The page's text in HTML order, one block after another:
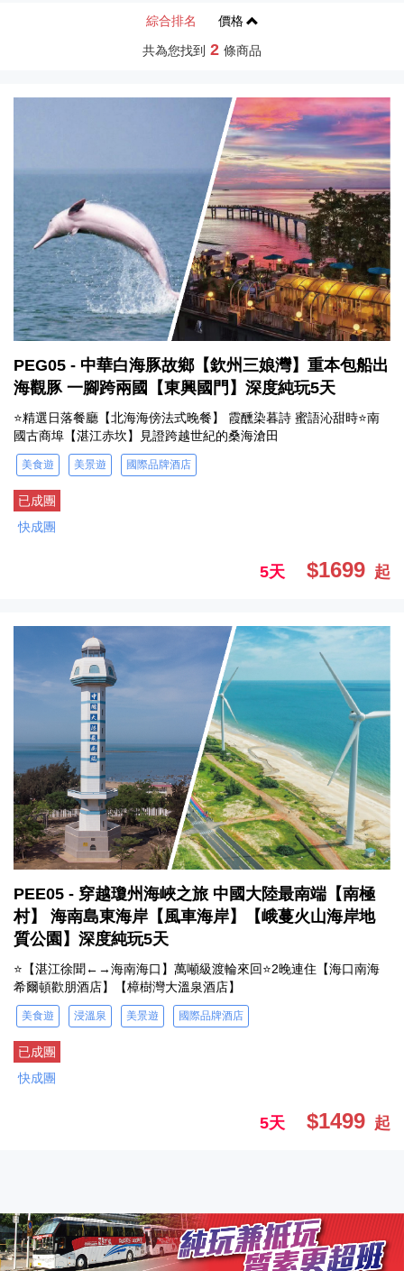
綜合排名 價格
共為您找到 2 條商品
PEG05 - 中華白海豚故鄉【欽州三娘灣】重本包船出
海觀豚 一腳跨兩國【東興國門】深度純玩5天
⭐精選日落餐廳【北海海傍法式晚餐】 霞醺染暮詩 蜜語沁甜時⭐南
國古商埠【湛江赤坎】見證跨越世紀的桑海滄田
美食遊 美景遊 國際品牌酒店
已成團
快成團
5天 $1699 起
PEE05 - 穿越瓊州海峽之旅 中國大陸最南端【南極
村】 海南島東海岸【風車海岸】【峨蔓火山海岸地
質公園】深度純玩5天
⭐【湛江徐聞←→海南海口】萬噸級渡輪來回⭐2晚連住【海口南海
希爾頓歡朋酒店】【樟樹灣大溫泉酒店】
美食遊 浸溫泉 美景遊 國際品牌酒店
已成團
快成團
5天 $1499 起